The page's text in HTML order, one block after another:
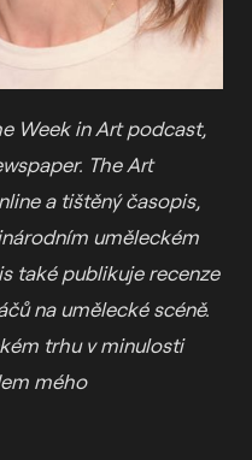
Week in Art podcast,
The Art
a tištěný časopis,
uměleckém
také publikuje recenze
na umělecké scéně.
trhu v minulosti
mého